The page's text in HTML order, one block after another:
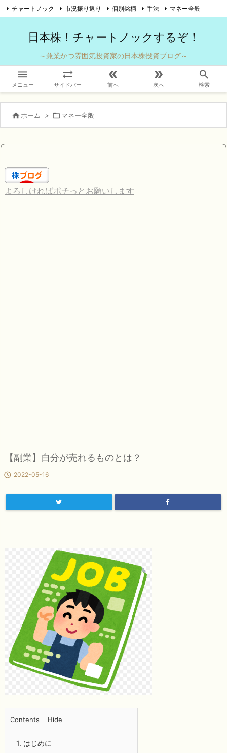
日本株！チャートノックするぞ！
～兼業かつ雰囲気投資家の日本株投資ブログ～

メニュー

サイドバー

前へ

次へ

検索
チャートノック 市況振り返り 個別銘柄 手法 マネー全般
 ホーム > マネー全般
よろしければポチっとお願いします
【副業】自分が売れるものとは？
 2022-05-16
Contents
1. はじめに